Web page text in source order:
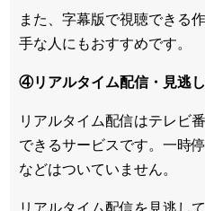
また、 字幕版で視聴できる
手な人にもおすすめです。
④リアルタイム配信・見逃
リアルタイム配信はテレビ
できるサービスです。一時
などはついていません。
リアルタイム配信を見逃し